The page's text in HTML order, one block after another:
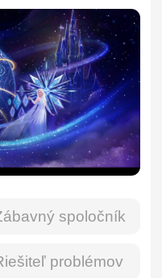
spoločník
problémov